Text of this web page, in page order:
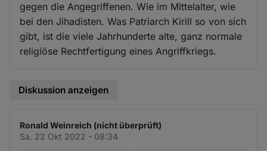
gegen die Angegriffenen. Wie im Mittelalter, wie
bei den Jihadisten. Was Patriarch Kirill so von sich
gibt, ist die viele Jahrhunderte alte, ganz normale
religiöse Rechtfertigung eines Angriffkriegs.
Diskussion anzeigen
Ronald Weinreich (nicht überprüft)
Sa. 22 Okt 2022 - 08:34